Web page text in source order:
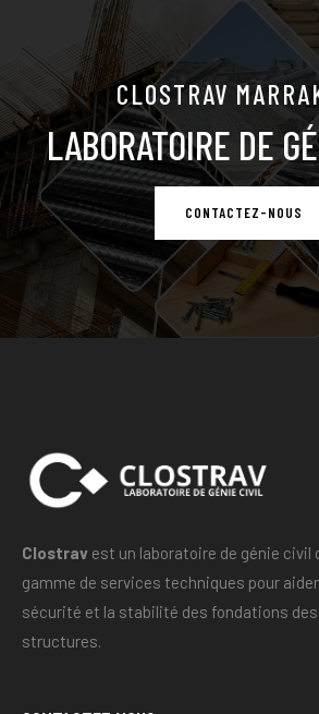
CLOSTRAV
LABORATOIRE DE
CONTACTEZ-NOUS
Clostrav est un laboratoire de génie civil
gamme de services techniques pour
sécurité et la stabilité des fondations
structures.